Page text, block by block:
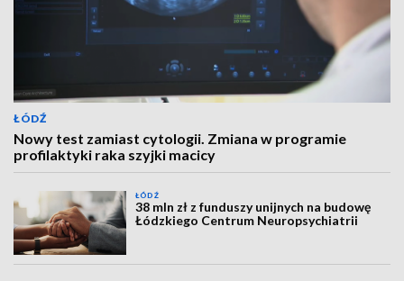
ŁÓDŹ
Nowy test zamiast cytologii. Zmiana w programie
profilaktyki raka szyjki macicy
ŁÓDŹ
38 mln zł z funduszy unijnych na budowę
Łódzkiego Centrum Neuropsychiatrii